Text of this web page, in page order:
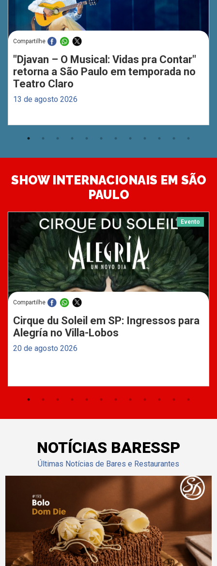
Compartilhe
"Djavan – O Musical: Vidas pra Contar"
retorna a São Paulo em temporada no
Teatro Claro
13 de agosto 2026
SHOW INTERNACIONAIS EM SÃO
PAULO
Evento
Compartilhe
Cirque du Soleil em SP: Ingressos para
Alegría no Villa-Lobos
20 de agosto 2026
NOTÍCIAS BARESSP
Últimas Notícias de Bares e Restaurantes